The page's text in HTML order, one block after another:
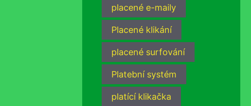
placené e-maily
Placené klikání
placené surfování
Platební systém
platící klikačka